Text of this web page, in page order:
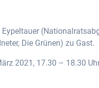
Die Grünen) zu Gast.
2021, 17.30 – 18.30